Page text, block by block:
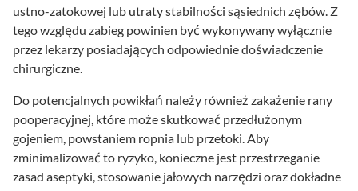
ustno-zatokowej lub utraty stabilności sąsiednich zębów. Z
tego względu zabieg powinien być wykonywany wyłącznie
przez lekarzy posiadających odpowiednie doświadczenie
chirurgiczne.
Do potencjalnych powikłań należy również zakażenie rany
pooperacyjnej, które może skutkować przedłużonym
gojeniem, powstaniem ropnia lub przetoki. Aby
zminimalizować to ryzyko, konieczne jest przestrzeganie
zasad aseptyki, stosowanie jałowych narzędzi oraz dokładne